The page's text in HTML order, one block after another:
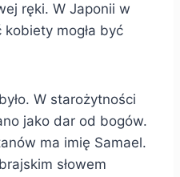
ręki. W Japonii w
mogła być
W starożytności
jako dar od bogów.
ma imię Samael.
słowem